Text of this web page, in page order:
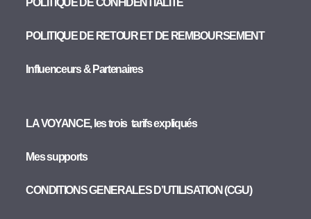
POLITIQUE DE CONFIDENTIALITE
POLITIQUE DE RETOUR ET DE REMBOURSEMENT
Influenceurs & Partenaires
LA VOYANCE, les trois tarifs expliqués
Mes supports
CONDITIONS GENERALES D’UTILISATION (CGU)